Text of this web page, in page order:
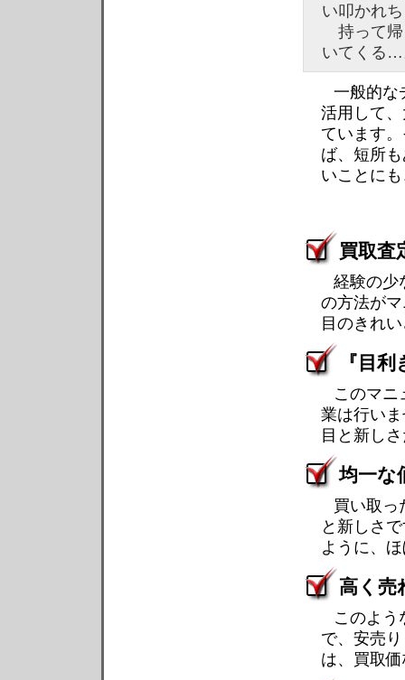
い叩かれ
持って帰
いてくる
一般的な
活用して
ています
ば、短所
いことに
買取査
経験の少
の方法が
目のきれ
『目
このマニ
業は行い
目と新し
均一な
買い取っ
と新しさ
ように、
高く売
このよう
で、安売
は、買取